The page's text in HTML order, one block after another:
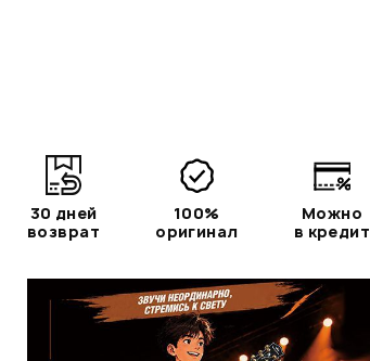
30 дней
возврат
100%
оригинал
Можно
в кредит